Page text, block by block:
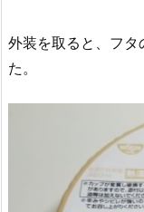
外装を取ると、フタ
た。